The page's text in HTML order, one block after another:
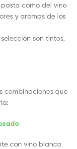
como del vino
y aromas de los
son tintos,
combinaciones que
con vino blanco